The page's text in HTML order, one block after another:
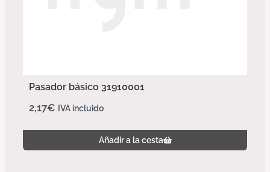
Pasador básico 31910001
2,17€ IVA incluido
Añadir a la cesta